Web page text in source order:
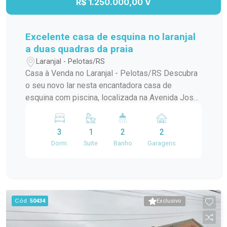
R$ 1.250.000,00 V
Excelente casa de esquina no laranjal
a duas quadras da praia
Laranjal - Pelotas/RS
Casa à Venda no Laranjal - Pelotas/RS Descubra
o seu novo lar nesta encantadora casa de
esquina com piscina, localizada na Avenida José
da praia. Com 240 m² de área construída, este
sobrado é ideal para quem busca conforto e
praticidade. No térreo, você encontrará uma
confraternização. O ambiente ainda conta com
uma aconchegante lareira e um jardim de inverno
que traz luz natural e frescor ao espaço. Além
3
Dorm.
1
Suite
2
Banho
2
Garagens
Exclusivo
Cód. 50434